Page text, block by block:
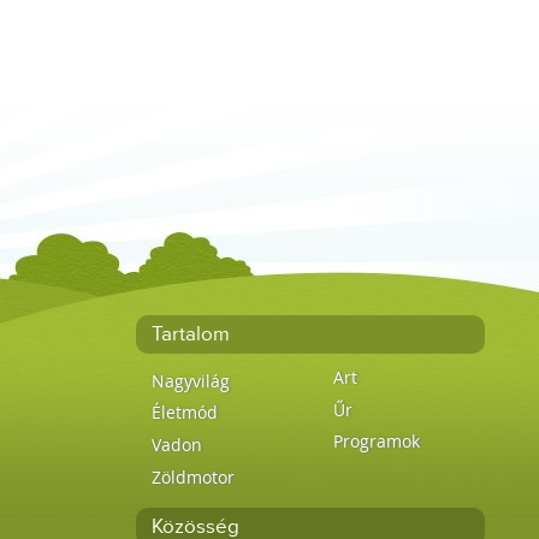
Tartalom
Nagyvilág
Életmód
Vadon
Zöldmotor
Art
Űr
Programok
Közösség